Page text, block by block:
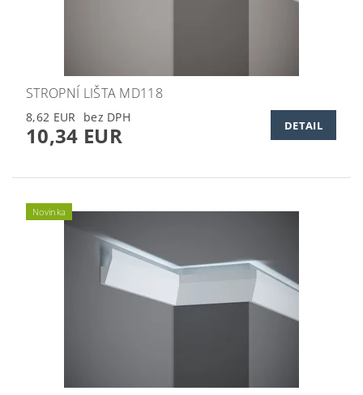
STROPNÍ LIŠTA MD118
8,62 EUR
10,34 EUR DETAIL
Novinka